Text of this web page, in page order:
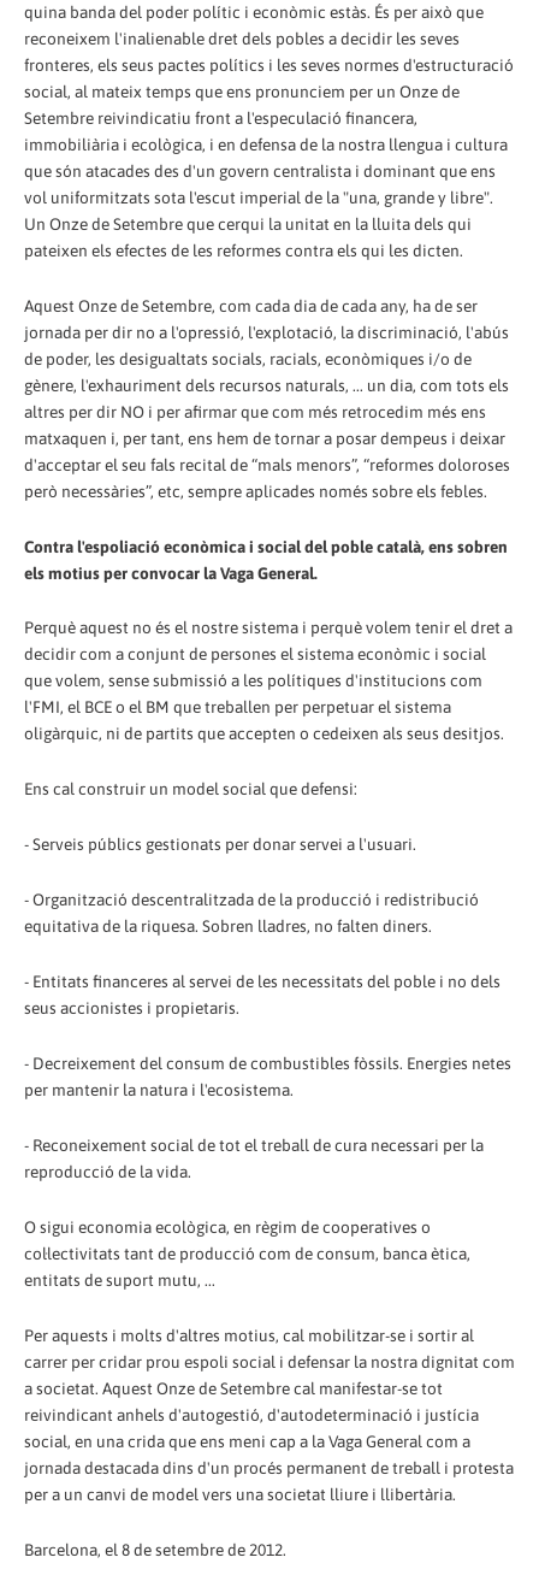
quina banda del poder polític i econòmic estàs. És per això que
reconeixem l'inalienable dret dels pobles a decidir les seves
fronteres, els seus pactes polítics i les seves normes d'estructuració
social, al mateix temps que ens pronunciem per un Onze de
Setembre reivindicatiu front a l'especulació financera,
immobiliària i ecològica, i en defensa de la nostra llengua i cultura
que són atacades des d'un govern centralista i dominant que ens
vol uniformitzats sota l'escut imperial de la "una, grande y libre".
Un Onze de Setembre que cerqui la unitat en la lluita dels qui
pateixen els efectes de les reformes contra els qui les dicten.
Aquest Onze de Setembre, com cada dia de cada any, ha de ser
jornada per dir no a l'opressió, l'explotació, la discriminació, l'abús
de poder, les desigualtats socials, racials, econòmiques i/o de
gènere, l'exhauriment dels recursos naturals, ... un dia, com tots els
altres per dir NO i per afirmar que com més retrocedim més ens
matxaquen i, per tant, ens hem de tornar a posar dempeus i deixar
d'acceptar el seu fals recital de “mals menors”, “reformes doloroses
però necessàries”, etc, sempre aplicades només sobre els febles.
Contra l'espoliació econòmica i social del poble català, ens sobren
els motius per convocar la Vaga General.
Perquè aquest no és el nostre sistema i perquè volem tenir el dret a
decidir com a conjunt de persones el sistema econòmic i social
que volem, sense submissió a les polítiques d'institucions com
l'FMI, el BCE o el BM que treballen per perpetuar el sistema
oligàrquic, ni de partits que accepten o cedeixen als seus desitjos.
Ens cal construir un model social que defensi:
- Serveis públics gestionats per donar servei a l'usuari.
- Organització descentralitzada de la producció i redistribució
equitativa de la riquesa. Sobren lladres, no falten diners.
- Entitats financeres al servei de les necessitats del poble i no dels
seus accionistes i propietaris.
- Decreixement del consum de combustibles fòssils. Energies netes
per mantenir la natura i l'ecosistema.
- Reconeixement social de tot el treball de cura necessari per la
reproducció de la vida.
O sigui economia ecològica, en règim de cooperatives o
col·lectivitats tant de producció com de consum, banca ètica,
entitats de suport mutu, ...
Per aquests i molts d'altres motius, cal mobilitzar-se i sortir al
carrer per cridar prou espoli social i defensar la nostra dignitat com
a societat. Aquest Onze de Setembre cal manifestar-se tot
reivindicant anhels d'autogestió, d'autodeterminació i justícia
social, en una crida que ens meni cap a la Vaga General com a
jornada destacada dins d'un procés permanent de treball i protesta
per a un canvi de model vers una societat lliure i llibertària.
Barcelona, el 8 de setembre de 2012.